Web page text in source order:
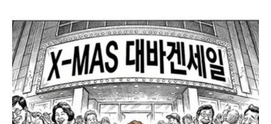
걸음을 재촉하는 이들에게 종이 한 장은 그저 처치 곤란한 쓰레기로
취급받기 십상이다. 복음의 본질은 변하지 않았지만, 그것을 전달하
는 그릇은 시대와 장소에 따라 달라져야 한다. 2025년 성탄절, 뉴욕
의 한인 크리스천들은 '선포'보다는 '스며듦'을 택했다. 맨해튼의 금
융가부터 퀸즈의 주택가까지, 삶의 현장에서 조용하지만 묵직하게
예수를 전하는 7가지 방법이 성도들 사이에서 새로운 흐름을 만들
고 있다. 이는 단순히 교인 수를 늘리기 위한 전략이 아니